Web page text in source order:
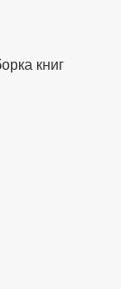
книг